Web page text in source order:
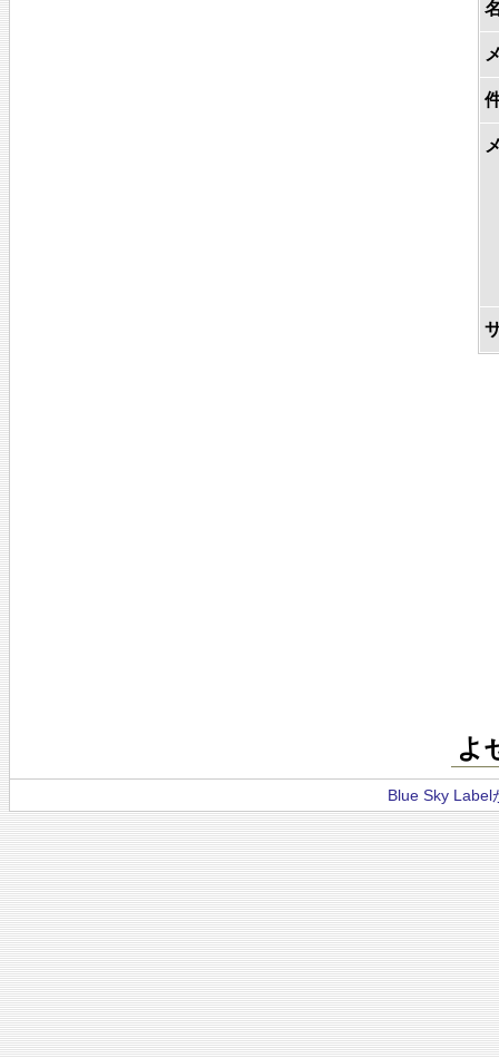
よ
Blue Sky Label